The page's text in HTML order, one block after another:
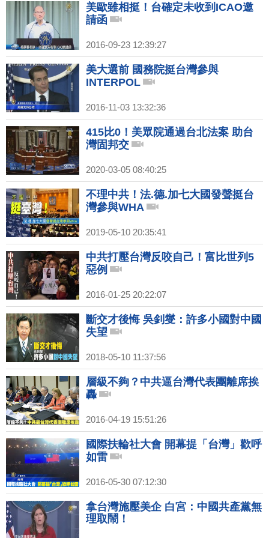
美歐雖相挺！台確定未收到ICAO邀
請函
2016-09-23 12:39:27
美大選前 國務院挺台灣參與
INTERPOL
2016-11-03 13:32:36
415比0！美眾院通過台北法案 助台
灣固邦交
2020-03-05 08:40:25
不理中共！法.德.加七大國發聲挺台
灣參與WHA
2019-05-10 20:35:41
中共打壓台灣反咬自己！富比世列5
惡例
2016-01-25 20:22:07
斷交才後悔 吳釗燮：許多小國對中國
失望
2018-05-10 11:37:56
層級不夠？中共逼台灣代表團離席挨
轟
2016-04-19 15:51:26
國際扶輪社大會 開幕提「台灣」歡呼
如雷
2016-05-30 07:12:30
拿台灣施壓美企 白宮：中國共產黨無
理取鬧！